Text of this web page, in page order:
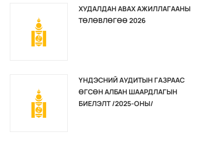
ХУДАЛДАН АВАХ АЖИЛЛАГААНЫ
ТӨЛӨВЛӨГӨӨ 2026
ҮНДЭСНИЙ АУДИТЫН ГАЗРААС
ӨГСӨН АЛБАН ШААРДЛАГЫН
БИЕЛЭЛТ /2025-ОНЫ/